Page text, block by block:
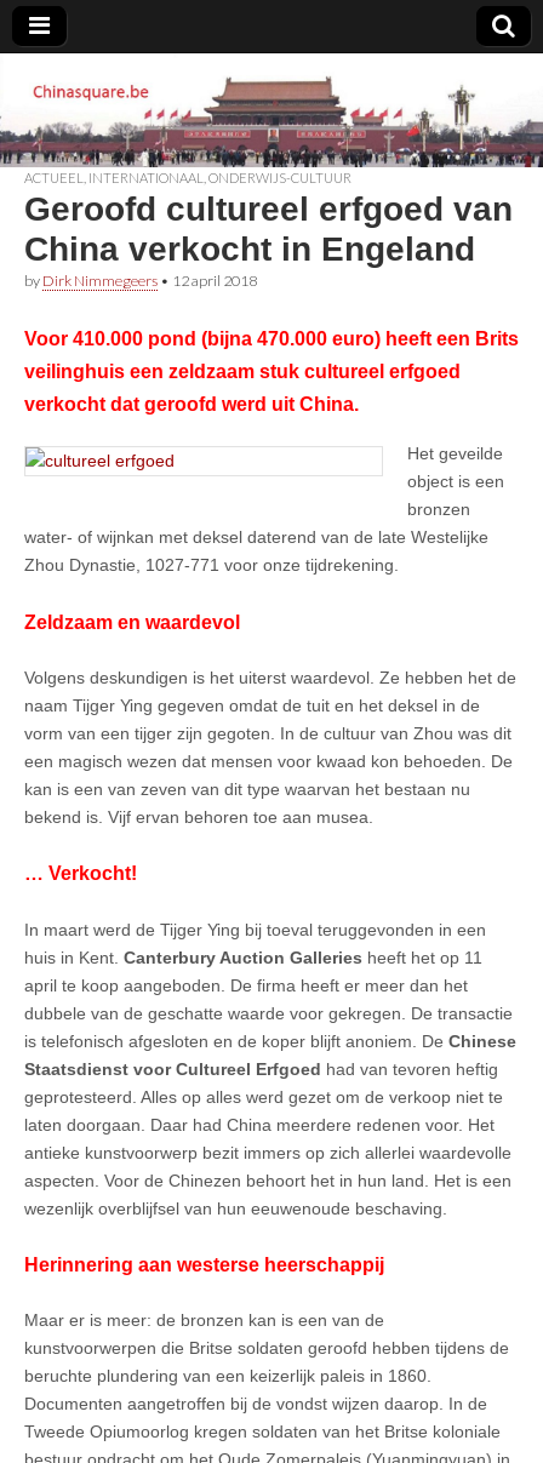
Chinasquare.be
ACTUEEL INTERNATIONAAL ONDERWIJS-CULTUUR
Geroofd cultureel erfgoed van
China verkocht in Engeland
by Dirk Nimmegeers • 12 april 2018
Voor 410.000 pond (bijna 470.000 euro) heeft een Brits
veilinghuis een zeldzaam stuk cultureel erfgoed
verkocht dat geroofd werd uit China.
Het geveilde
object is een
bronzen
water- of wijnkan met deksel daterend van de late Westelijke
Zhou Dynastie, 1027-771 voor onze tijdrekening.
Zeldzaam en waardevol
Volgens deskundigen is het uiterst waardevol. Ze hebben het de
naam Tijger Ying gegeven omdat de tuit en het deksel in de
vorm van een tijger zijn gegoten. In de cultuur van Zhou was dit
een magisch wezen dat mensen voor kwaad kon behoeden. De
kan is een van zeven van dit type waarvan het bestaan nu
bekend is. Vijf ervan behoren toe aan musea.
… Verkocht!
In maart werd de Tijger Ying bij toeval teruggevonden in een
huis in Kent. Canterbury Auction Galleries heeft het op 11
april te koop aangeboden. De firma heeft er meer dan het
dubbele van de geschatte waarde voor gekregen. De transactie
is telefonisch afgesloten en de koper blijft anoniem. De Chinese
Staatsdienst voor Cultureel Erfgoed had van tevoren heftig
geprotesteerd. Alles op alles werd gezet om de verkoop niet te
laten doorgaan. Daar had China meerdere redenen voor. Het
antieke kunstvoorwerp bezit immers op zich allerlei waardevolle
aspecten. Voor de Chinezen behoort het in hun land. Het is een
wezenlijk overblijfsel van hun eeuwenoude beschaving.
Herinnering aan westerse heerschappij
Maar er is meer: de bronzen kan is een van de
kunstvoorwerpen die Britse soldaten geroofd hebben tijdens de
beruchte plundering van een keizerlijk paleis in 1860.
Documenten aangetroffen bij de vondst wijzen daarop. In de
Tweede Opiumoorlog kregen soldaten van het Britse koloniale